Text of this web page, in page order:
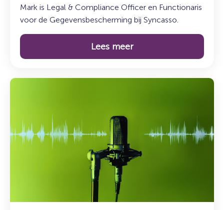
Mark is Legal & Compliance Officer en Functionaris
voor de Gegevensbescherming bij Syncasso.
Lees meer
Lees
Syncasso
Podcast
Don